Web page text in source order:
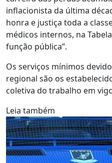
inflacionista da última
honra e justiça toda a
médicos internos, na
função pública”.
Os serviços mínimos
regional são os
coletiva do trabalho em
Leia também